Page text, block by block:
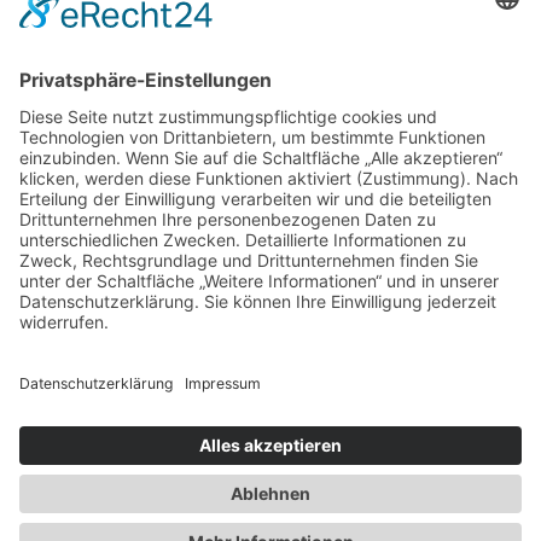
Newsletter
Presse
Anfahrt
Partner
Schutzkonzept
Datenschutz
Impressum